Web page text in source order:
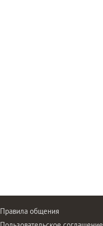
Правила общения